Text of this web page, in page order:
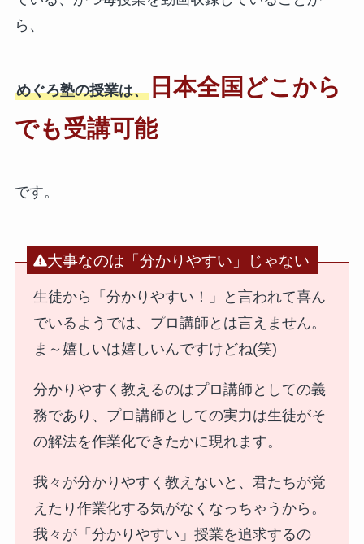
ら、
めぐろ塾の授業は、日本全国どこから
でも受講可能
です。
大事なのは「分かりやすい」じゃない
生徒から「分かりやすい！」と言われて喜ん
でいるようでは、プロ講師とは言えません。
ま～嬉しいは嬉しいんですけどね(笑)
分かりやすく教えるのはプロ講師としての義
務であり、プロ講師としての実力は生徒がそ
の解法を作業化できたかに現れます。
我々が分かりやすく教えないと、君たちが覚
えたり作業化する気がなくなっちゃうから。
我々が「分かりやすい」授業を追求するの